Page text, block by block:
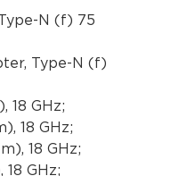
N (f) 75
Type-N (f)
18 GHz;
18 GHz;
18 GHz;
GHz;